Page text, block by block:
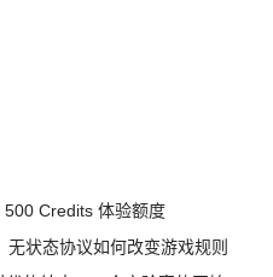
Credits 体验额度
状态协议如何改变游戏规则